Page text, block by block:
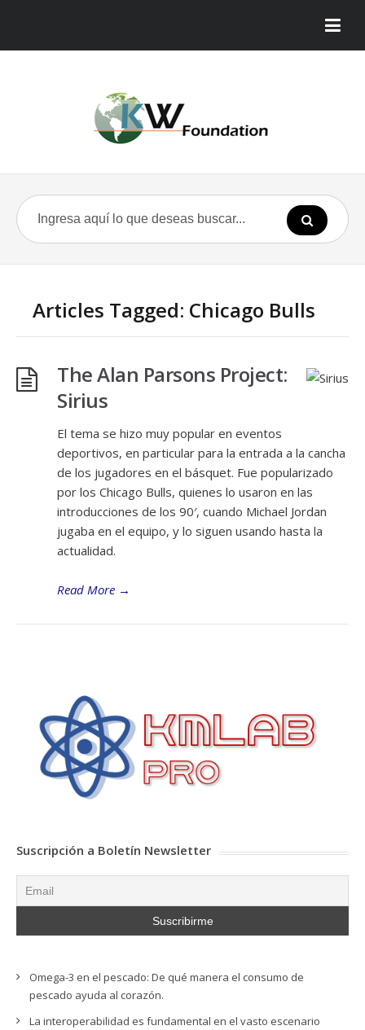
Articles Tagged: Chicago Bulls
The Alan Parsons Project:
Sirius
El tema se hizo muy popular en eventos
deportivos, en particular para la entrada a la cancha
de los jugadores en el básquet. Fue popularizado
por los Chicago Bulls, quienes lo usaron en las
introducciones de los 90′, cuando Michael Jordan
jugaba en el equipo, y lo siguen usando hasta la
actualidad.
Read More →
Suscripción a Boletín Newsletter
Omega-3 en el pescado: De qué manera el consumo de
pescado ayuda al corazón.
La interoperabilidad es fundamental en el vasto escenario